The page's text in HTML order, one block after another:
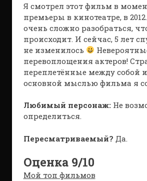
Я смотрел этот фильм в
премьеры в кинотеатре, в
очень сложно разобраться,
происходит. И сейчас, 5 лет
не изменилось
перевоплощения актеров!
переплетённые между собой
основной мыслью фильма я
Любимый персонаж:Не
определиться.
Пересматриваемый? Да.
Оценка 9/10
Мой топ фильмов